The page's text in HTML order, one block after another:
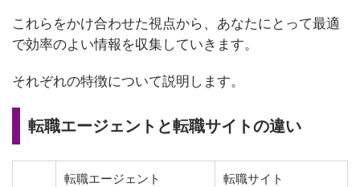
これらをかけ合わせた視点から、あなたにとって最適
で効率のよい情報を収集していきます。
それぞれの特徴について説明します。
転職エージェントと転職サイトの違い
転職エージェント 転職サイト